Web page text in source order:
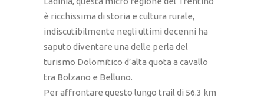
è ricchissima di storia e cultura rurale,
indiscutibilmente negli ultimi decenni ha
saputo diventare una delle perla del
turismo Dolomitico d’alta quota a cavallo
tra Bolzano e Belluno.
Per affrontare questo lungo trail di 56.3 km